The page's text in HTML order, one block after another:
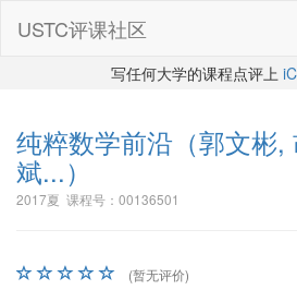
USTC评课社区
写任何大学的课程点评上
纯粹数学前沿 （郭文彬
斌...）
2017夏 课程号：00136501
(暂无评价)